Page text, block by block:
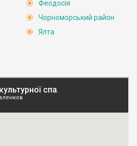
Феодосія
Чорноморський район
Ялта